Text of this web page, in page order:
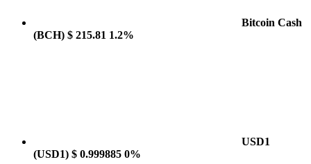
Bitcoin Cash
(BCH) $ 215.81 1.2%
USD1
(USD1) $ 0.999885 0%